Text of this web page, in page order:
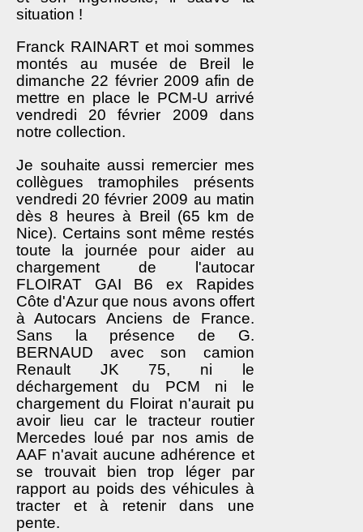
situation !
Franck RAINART et moi sommes
montés au musée de Breil le
dimanche 22 février 2009 afin de
mettre en place le PCM-U arrivé
vendredi 20 février 2009 dans
notre collection.
Je souhaite aussi remercier mes
collègues tramophiles présents
vendredi 20 février 2009 au matin
dès 8 heures à Breil (65 km de
Nice). Certains sont même restés
toute la journée pour aider au
chargement de l'autocar
FLOIRAT GAI B6 ex Rapides
Côte d'Azur que nous avons offert
à Autocars Anciens de France.
Sans la présence de G.
BERNAUD avec son camion
Renault JK 75, ni le
déchargement du PCM ni le
chargement du Floirat n'aurait pu
avoir lieu car le tracteur routier
Mercedes loué par nos amis de
AAF n'avait aucune adhérence et
se trouvait bien trop léger par
rapport au poids des véhicules à
tracter et à retenir dans une
pente.